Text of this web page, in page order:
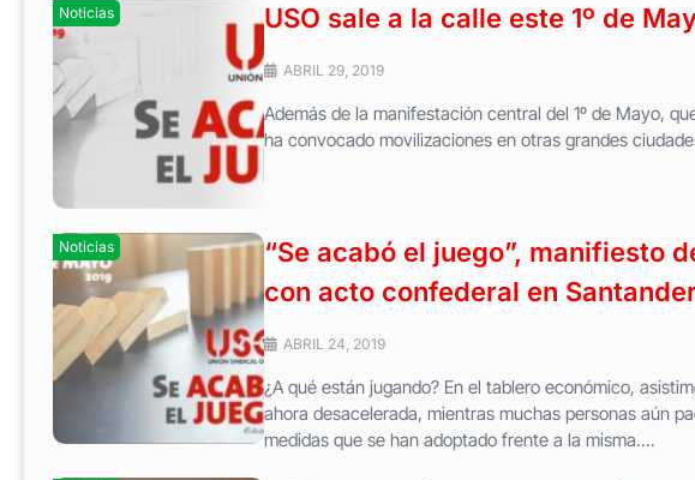
Noticias USO sale a la calle este 1º de
ABRIL 29, 2019
Además de la manifestación central del 1º de Mayo,
ha convocado movilizaciones en otras grandes
Noticias
“Se acabó el juego”, manifiesto
con acto confederal en
ABRIL 24, 2019
¿A qué están jugando? En el tablero económico,
ahora desacelerada, mientras muchas personas aún
medidas que se han adoptado frente a la misma....